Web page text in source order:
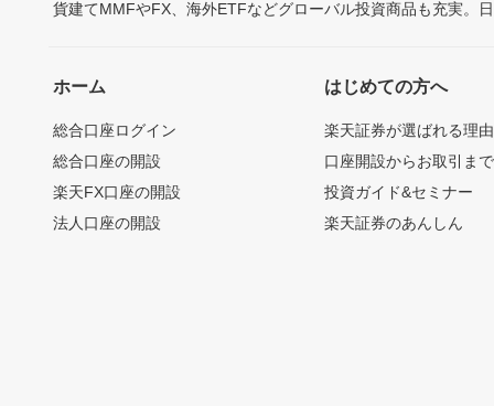
貨建てMMFやFX、海外ETFなどグローバル投資商品も充実。
ホーム
総合口座ログイン
総合口座の開設
楽天FX口座の開設
法人口座の開設
はじめての方へ
楽天証券が選ばれる理由
口座開設からお取引ま
投資ガイド&セミナー
楽天証券のあんしん